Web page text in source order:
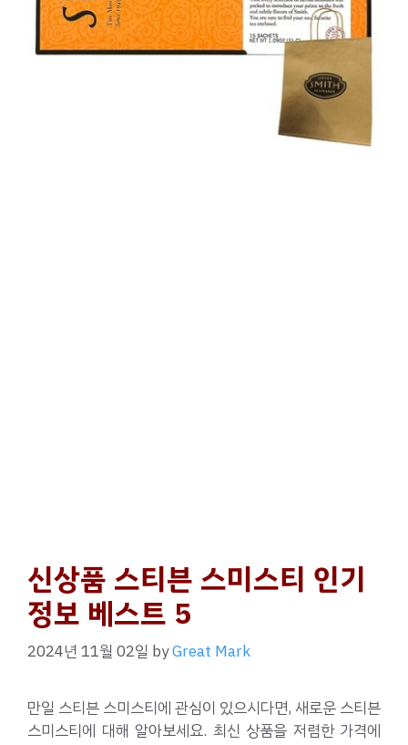
신상품 스티븐 스미스티 인기
정보 베스트 5
2024년 11월 02일 byGreat Mark
만일 스티븐 스미스티에 관심이 있으시다면, 새로운 스티븐
스미스티에 대해 알아보세요. 최신 상품을 저렴한 가격에